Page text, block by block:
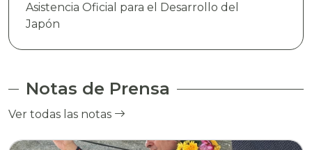
Asistencia Oficial para el Desarrollo del
Japón
Notas de Prensa
Ver todas las notas